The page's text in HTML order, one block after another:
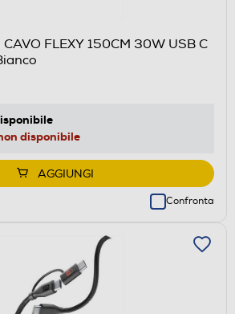
CAVO FLEXY 150CM 30W USB C
disponibile
AGGIUNGI
Confronta